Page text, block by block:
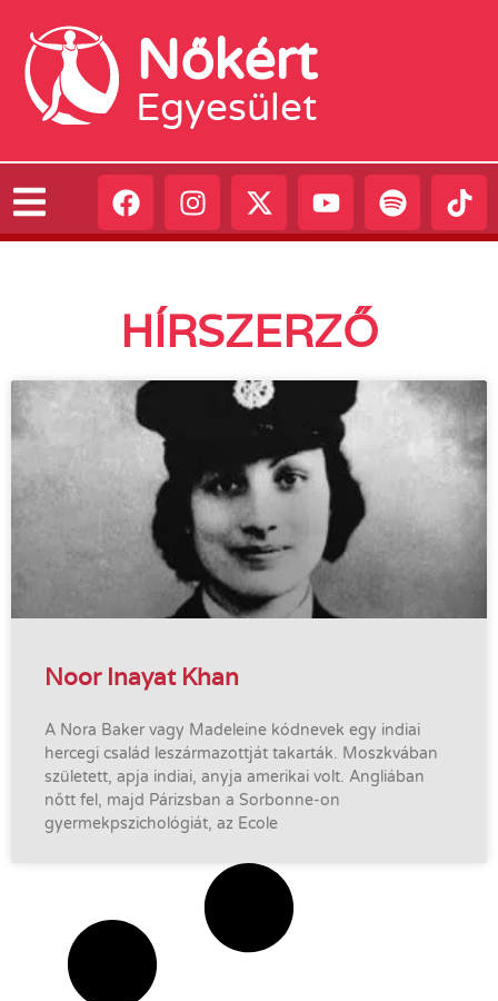
Nőkért
Egyesület
HÍRSZERZŐ
Noor Inayat Khan
A Nora Baker vagy Madeleine kódnevek egy indiai
hercegi család leszármazottját takarták. Moszkvában
született, apja indiai, anyja amerikai volt. Angliában
nőtt fel, majd Párizsban a Sorbonne-on
gyermekpszichológiát, az Ecole